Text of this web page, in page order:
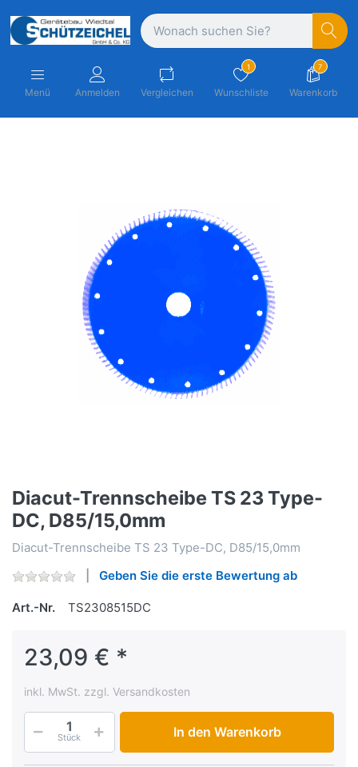
Menü Anmelden Vergleichen
1
Wunschliste
7
Warenkorb
Diacut-Trennscheibe TS 23 Type-
DC, D85/15,0mm
Diacut-Trennscheibe TS 23 Type-DC, D85/15,0mm
Geben Sie die erste Bewertung ab
Art.-Nr. TS2308515DC
23,09 € *
inkl. MwSt. zzgl. Versandkosten
Stück In den Warenkorb